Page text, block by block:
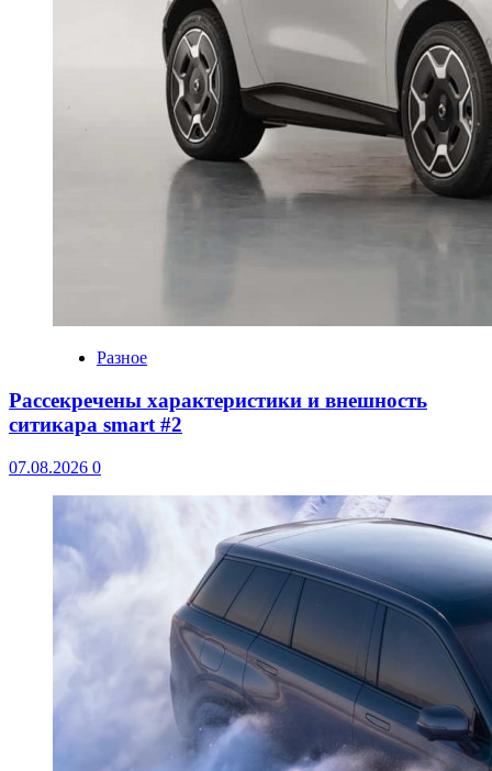
Разное
Рассекречены характеристики и внешность
ситикара smart #2
07.08.2026 0